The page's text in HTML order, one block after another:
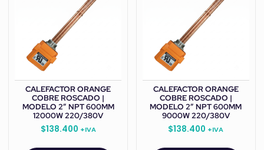
CALEFACTOR ORANGE
COBRE ROSCADO |
MODELO 2” NPT 600MM
12000W 220/380V
$138.400 +IVA
CALEFACTOR ORANGE
COBRE ROSCADO |
MODELO 2” NPT 600MM
9000W 220/380V
$138.400 +IVA